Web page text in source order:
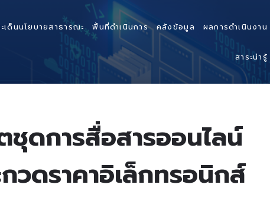
เด็นนโยบายสาธารณะ พื้นที่ดำเนินการ คลังข้อมูล ผลการดำเนินงาน
สาระน่ารู้
ชุดการสื่อสารออนไลน์
ดราคาอิเล็กทรอนิกส์